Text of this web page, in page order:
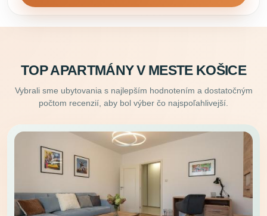
TOP APARTMÁNY V MESTE KOŠICE
Vybrali sme ubytovania s najlepším hodnotením a dostatočným
počtom recenzií, aby bol výber čo najspoľahlivejší.